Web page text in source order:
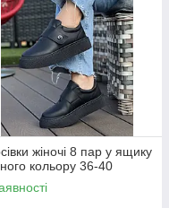
жіночі 8 пар у ящику
кольору 36-40